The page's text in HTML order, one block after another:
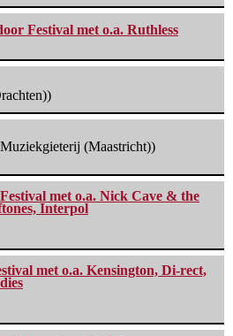
Festival met o.a. Ruthless
(Maastricht))
met o.a. Nick Cave & the
Interpol
met o.a. Kensington, Di-rect,